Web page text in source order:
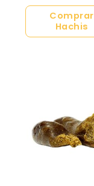
Comprar
Hachis